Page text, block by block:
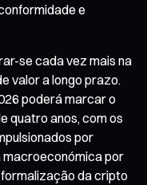
e
se cada vez mais na
valor a longo prazo.
poderá marcar o
quatro anos, com os
por
por
da cripto